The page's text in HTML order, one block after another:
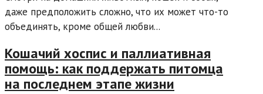
даже предположить сложно, что их может что-то
объединять, кроме общей любви...
Кошачий хоспис и паллиативная
помощь: как поддержать питомца
на последнем этапе жизни